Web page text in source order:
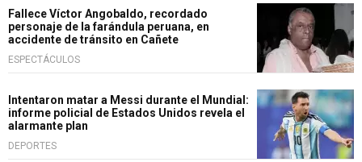
Fallece Víctor Angobaldo, recordado
personaje de la farándula peruana, en
accidente de tránsito en Cañete
ESPECTÁCULOS
Intentaron matar a Messi durante el Mundial:
informe policial de Estados Unidos revela el
alarmante plan
DEPORTES